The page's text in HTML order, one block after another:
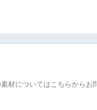
材についてはこちらからお